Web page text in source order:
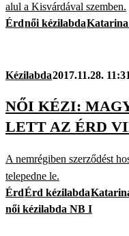
alul a Kisvárdával szemben.
Érdnői kézilabdaKatarina
Kézilabda2017.11.28. 11:31
NŐI KÉZI:
LETT AZ ÉRD
A nemrégiben szerződést
telepedne le.
ÉrdÉrd kézilabda
női kézilabda NB I